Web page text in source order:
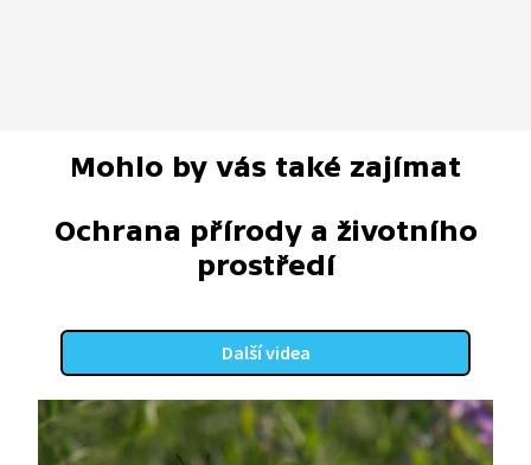
Mohlo by vás také zajímat
Ochrana přírody a životního
prostředí
Další videa